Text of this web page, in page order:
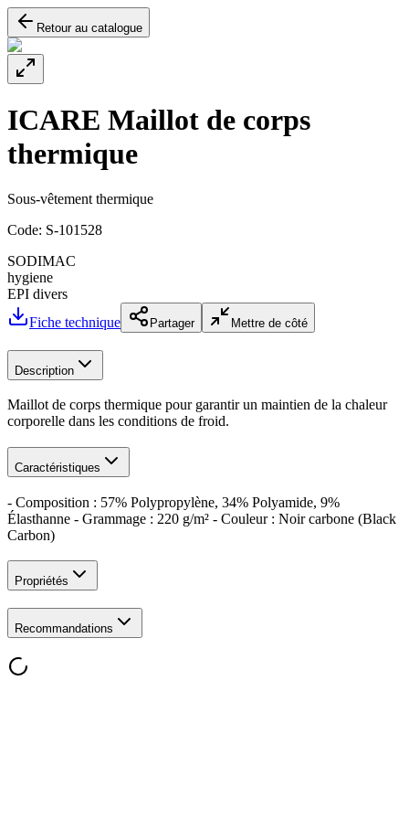
Retour au catalogue
ICARE Maillot de corps
thermique
Sous-vêtement thermique
Code: S-101528
SODIMAC
hygiene
EPI divers
Fiche technique
Partager Mettre de côté
Description
Maillot de corps thermique pour garantir un maintien de la chaleur
corporelle dans les conditions de froid.
Caractéristiques
- Composition : 57% Polypropylène, 34% Polyamide, 9%
Élasthanne - Grammage : 220 g/m² - Couleur : Noir carbone (Black
Carbon)
Propriétés
Recommandations